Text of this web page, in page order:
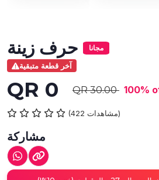
مجانا
آخر قطعة متبقية
QR 0 QR 30.00 100%
(422 مشاهدات)
مشاركة